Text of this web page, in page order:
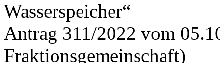
Wasserspeicher“
Antrag 311/2022 vom
Fraktionsgemeinschaft)